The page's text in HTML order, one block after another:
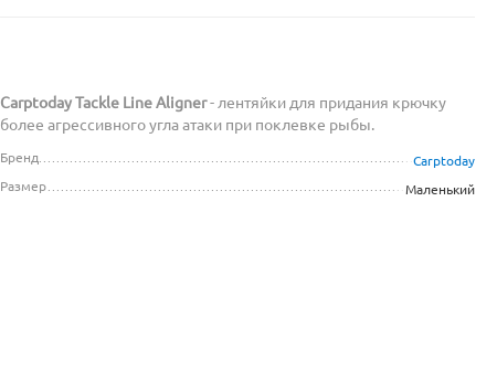
Carptoday Tackle Line Aligner- лентяйки для придания крючку
более агрессивного угла атаки при поклевке рыбы.
Бренд
Carptoday
Размер
Маленький